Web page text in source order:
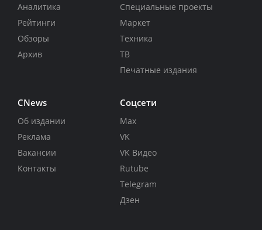
Аналитика
Рейтинги
Обзоры
Архив
Специальные проекты
Маркет
Техника
ТВ
Печатные издания
CNews
Об издании
Реклама
Вакансии
Контакты
Соцсети
Max
VK
VK Видео
Rutube
Telegram
Дзен